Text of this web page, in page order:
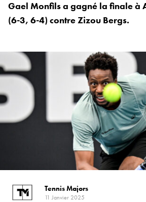
Gael Monfils a gagné la finale à
(6-3, 6-4) contre Zizou Bergs.
Tennis Majors
11 Janvier 2025